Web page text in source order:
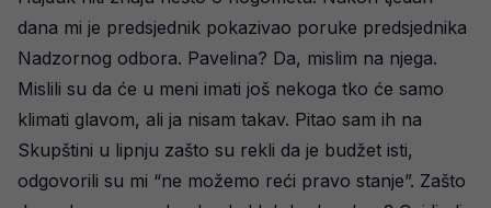
dana mi je predsjednik pokazivao poruke predsjednika
Nadzornog odbora. Pavelina? Da, mislim na njega.
Mislili su da će u meni imati još nekoga tko će samo
klimati glavom, ali ja nisam takav. Pitao sam ih na
Skupštini u lipnju zašto su rekli da je budžet isti,
odgovorili su mi “ne možemo reći pravo stanje”. Zašto